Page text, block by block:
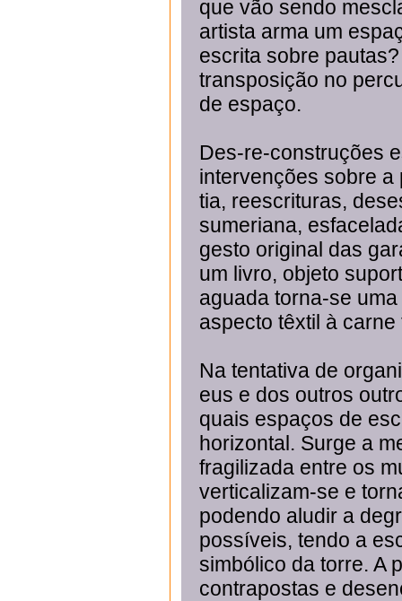
que vão sendo
artista arma um
escrita sobre
transposição no
de espaço.
Des-re-construções
intervenções sobre a
tia, reescrituras,
sumeriana,
gesto original das
um livro, objeto
aguada torna-se
aspecto têxtil à
Na tentativa de
eus e dos outros
quais espaços de
horizontal. Surge a
fragilizada entre os
verticalizam-se e
podendo aludir a
possíveis, tendo a
simbólico da torre. A
contrapostas e